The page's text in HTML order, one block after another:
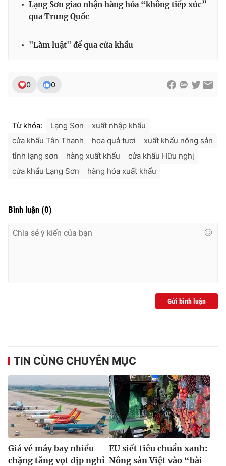
Ðiện thoại Thời báo VTV:024.66 897 897
Email:toasoan@vtv.vn
® Cấm sao chép dưới mọi hình thức nếu không có sự chấp
Lạng Sơn giao nhận hàng hóa “không tiếp xúc”
qua Trung Quốc
"Làm luật" để qua cửa khẩu
0 0
Từ khóa: Lạng Sơn
xuất nhập khẩu
cửa khẩu Tân Thanh
hoa quả tươi
xuất khẩu nông sản
tỉnh lạng sơn
hàng xuất khẩu
cửa khẩu Hữu nghị
cửa khẩu Lạng Sơn
hàng hóa xuất khẩu
Bình luận (0)
Gửi bình luận
TIN CÙNG CHUYÊN MỤC
Giá vé máy bay nhiều
chặng tăng vọt dịp nghỉ
EU siết tiêu chuẩn xanh:
Nông sản Việt vào “bài